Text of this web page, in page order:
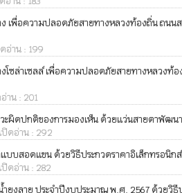
เพื่อความปลอดภัยสายทางหลวงท้องถิ่น ถน
อ่าน : 199
โซล่าเซลล์ เพื่อความปลอดภัยสายทางหลวง
าน : 201
วะผิดปกติของการมองเห็น ด้วยแว่นสายตาพั
ปิดอ่าน : 292
บสอดแขน ด้วยวิธีประกวดราคาอิเล็กทรอนิก
ปิดอ่าน : 282
ลาย ประจำปีงบประมาณ พ.ศ. 2567 ด้วยวิธี